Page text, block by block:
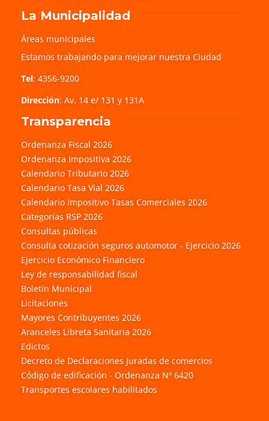
La Municipalidad
Áreas municipales
Estamos trabajando para mejorar nuestra Ciudad
Tel: 4356-9200
Dirección: Av. 14 e/ 131 y 131A
Transparencia
Ordenanza Fiscal 2026
Ordenanza Impositiva 2026
Calendario Tributario 2026
Calendario Tasa Vial 2026
Calendario Impositivo Tasas Comerciales 2026
Categorías RSP 2026
Consultas públicas
Consulta cotización seguros automotor - Ejercicio 2026
Ejercicio Económico Financiero
Ley de responsabilidad fiscal
Boletín Municipal
Licitaciones
Mayores Contribuyentes 2026
Aranceles Libreta Sanitaria 2026
Edictos
Decreto de Declaraciones Juradas de comercios
Código de edificación - Ordenanza Nº 6420
Transportes escolares habilitados